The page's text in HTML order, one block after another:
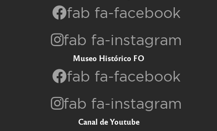
fab fa-facebook
fab fa-instagram
Museo Histórico FO
fab fa-facebook
fab fa-instagram
Canal de Youtube